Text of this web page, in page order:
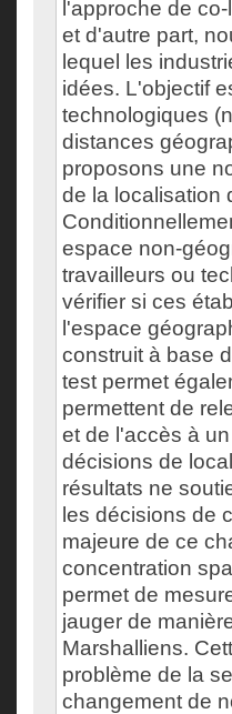
l'approche de
et d'autre part,
lequel les
idées. L'objectif
technologiques
distances
proposons une
de la localisation
espace non-
travailleurs ou
vérifier si ces
l'espace
construit à base
test permet
permettent de
et de l'accès à
décisions de
résultats ne
les décisions de
majeure de ce
concentration
permet de
jauger de
Marshalliens.
problème de la
changement de